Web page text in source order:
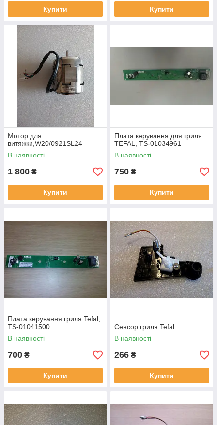
Купити Купити
Мотор для
витяжки,W20/0921SL24
В наявності
1 800 ₴
Купити
Плата керування для гриля
TEFAL, TS-01034961
В наявності
750 ₴
Купити
Плата керування гриля Tefal,
TS-01041500
В наявності
700 ₴
Купити
Сенсор гриля Tefal
В наявності
266 ₴
Купити